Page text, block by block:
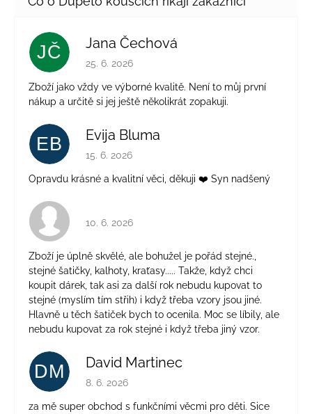
JČ Jana Čechová
Hodnocení obchodu je 5 z 5 hvězdiček.
25. 6. 2026
Zboží jako vždy ve výborné kvalitě. Není to můj první
nákup a určitě si jej ještě několikrát zopakuji.
EB Evija Bluma
Hodnocení obchodu je 5 z 5 hvězdiček.
15. 6. 2026
Opravdu krásné a kvalitní věci, děkuji ❤️ Syn nadšený
Hodnocení obchodu je 4 z 5 hvězdiček.
10. 6. 2026
Zboží je úplně skvělé, ale bohužel je pořád stejné.,
stejné šatičky, kalhoty, kraťasy..... Takže, když chci
koupit dárek, tak asi za další rok nebudu kupovat to
stejné (myslím tím střih) i když třeba vzory jsou jiné.
Hlavně u těch šatiček bych to ocenila. Moc se líbily, ale
nebudu kupovat za rok stejné i když třeba jiný vzor.
DM David Martinec
Hodnocení obchodu je 5 z 5 hvězdiček.
8. 6. 2026
za mě super obchod s funkčními věcmi pro děti. Sice